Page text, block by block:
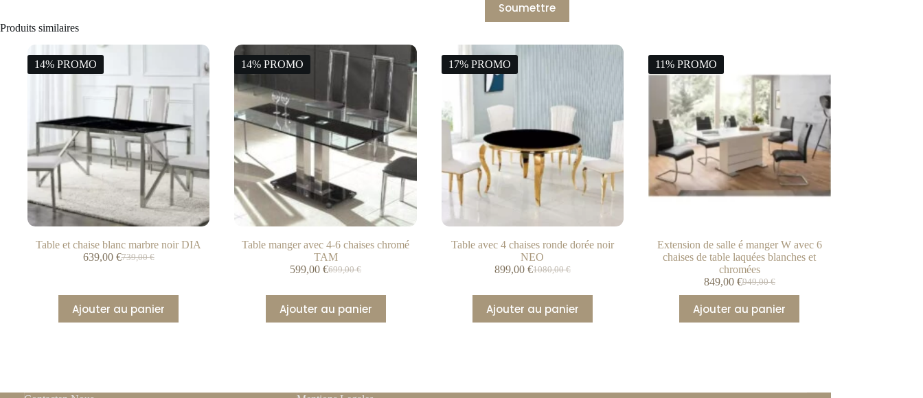
Soumettre
Produits similaires
14% PROMO
Table et chaise blanc marbre noir DIA
739,00€
639,00 €
Ajouter au panier
14% PROMO
Table manger avec 4-6 chaises chromé
TAM
699,00€
599,00€
Ajouter au panier
17% PROMO
Table avec 4 chaises ronde dorée noir
NEO
1080,00€
899,00 €
Ajouter au panier
11% PROMO
Extension de salle é manger W avec 6
chaises de table laquées blanches et
chromées
949,00€
849,00 €
Ajouter au panier